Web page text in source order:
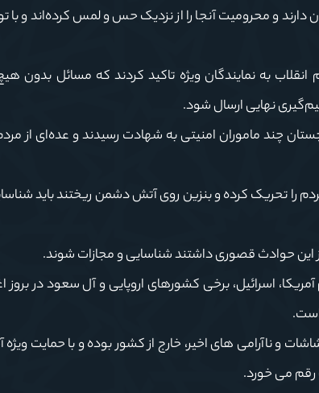
و محرومیت آنجا را از نزدیک حس و لمس کرده‌اند و با
به نمایندگان ویژه تاکید کردند که مسائل بدون
نهایی ارسال شود.
چند ماموران امنیتی به شهادت رسیدند و عده‌ای از
را تحریک کرده و بنزین روی آتش دشمن ریختند باید
این حوادث قصوری داشتند شناسایی و مجازات شوند.
اسرائیل، برخی کشورهای اروپایی و آل سعود در بروز
و ناآرامی های اخیر، خارج از کشور بوده و با حمایت ویژه
رقم می خورد.